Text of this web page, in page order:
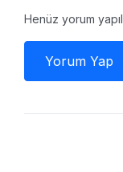
Henüz yorum
Yorum Yap